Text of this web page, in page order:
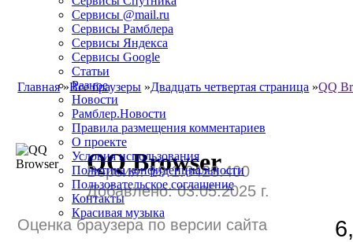
Оценка браузера по версии сайта
QQ Browser
Версия: 19.1.6423.400
Добавлено: 03.05.2025 г.
Главная»Все браузеры »Двадцать четвертая страница »QQ
Сервисы @mail.ru
Сервисы Рамблера
Сервисы Яндекса
Сервисы Google
Статьи
Разное
Новости
Рамблер.Новости
Правила размещения комментариев
О проекте
Условия использования
Политика конфиденциальности
Пользовательское соглашение
Контакты
Красивая музыка